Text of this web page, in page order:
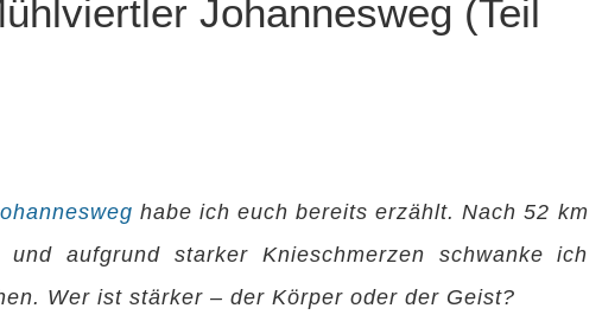
Johannesweg (Teil
habe ich euch bereits erzählt. Nach 52 km
aufgrund starker Knieschmerzen schwanke ich
Wer ist stärker – der Körper oder der Geist?